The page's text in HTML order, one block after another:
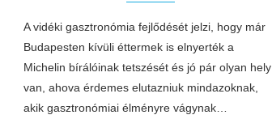
A vidéki gasztronómia fejlődését jelzi, hogy már
Budapesten kívüli éttermek is elnyerték a
Michelin bírálóinak tetszését és jó pár olyan hely
van, ahova érdemes elutazniuk mindazoknak,
akik gasztronómiai élményre vágynak…